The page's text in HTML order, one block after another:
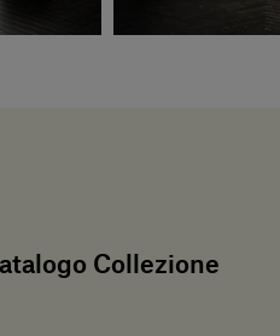
Collezione